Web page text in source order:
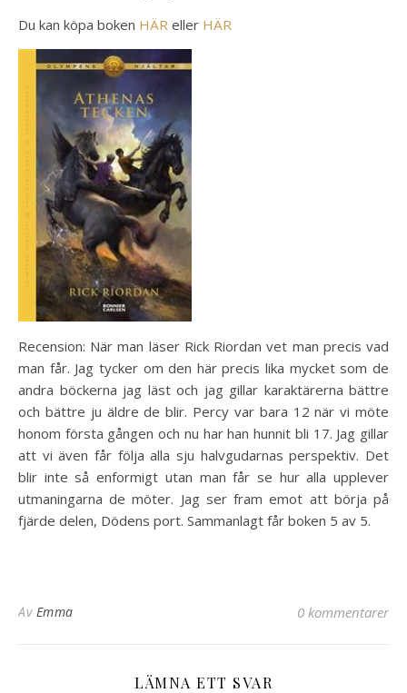
Du kan köpa boken HÄR eller HÄR
Recension: När man läser Rick Riordan vet man precis vad
man får. Jag tycker om den här precis lika mycket som de
andra böckerna jag läst och jag gillar karaktärerna bättre
och bättre ju äldre de blir. Percy var bara 12 när vi möte
honom första gången och nu har han hunnit bli 17. Jag gillar
att vi även får följa alla sju halvgudarnas perspektiv. Det
blir inte så enformigt utan man får se hur alla upplever
utmaningarna de möter. Jag ser fram emot att börja på
fjärde delen, Dödens port. Sammanlagt får boken 5 av 5.
Av Emma 0 kommentarer
LÄMNA ETT SVAR